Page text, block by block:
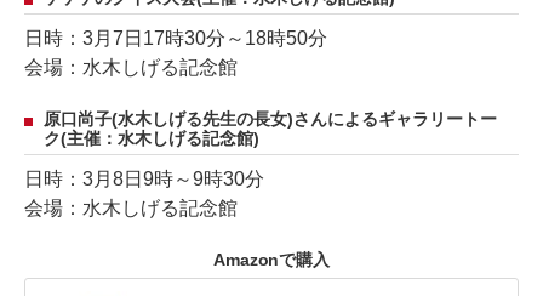
日時：3月7日17時30分～18時50分
会場：水木しげる記念館
原口尚子(水木しげる先生の長女)さんによるギャラリートー
ク(主催：水木しげる記念館)
日時：3月8日9時～9時30分
会場：水木しげる記念館
Amazonで購入